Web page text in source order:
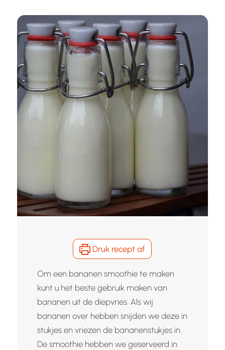
Druk recept af
Om een bananen smoothie te maken
kunt u het beste gebruik maken van
bananen uit de diepvries. Als wij
bananen over hebben snijden we deze in
stukjes en vriezen de bananenstukjes in.
De smoothie hebben we geserveerd in